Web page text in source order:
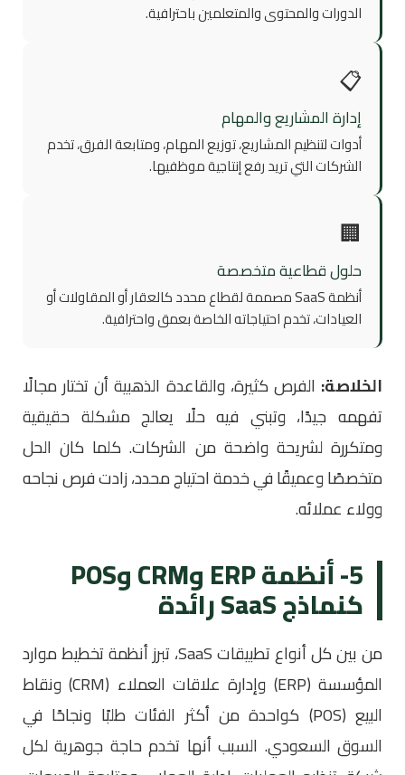
الدورات والمحتوى والمتعلمين باحترافية.
📋
إدارة المشاريع والمهام
أدوات لتنظيم المشاريع، توزيع المهام، ومتابعة الفرق، تخدم
الشركات التي تريد رفع إنتاجية موظفيها.
🏢
حلول قطاعية متخصصة
أنظمة SaaS مصممة لقطاع محدد كالعقار أو المقاولات أو
العيادات، تخدم احتياجاته الخاصة بعمق واحترافية.
الخلاصة: الفرص كثيرة، والقاعدة الذهبية أن تختار مجالًا
تفهمه جيدًا، وتبني فيه حلًا يعالج مشكلة حقيقية
ومتكررة لشريحة واضحة من الشركات. كلما كان الحل
متخصصًا وعميقًا في خدمة احتياج محدد، زادت فرص نجاحه
وولاء عملائه.
5- أنظمة ERP وCRM وPOS
كنماذج SaaS رائدة
من بين كل أنواع تطبيقات SaaS، تبرز أنظمة تخطيط موارد
المؤسسة (ERP) وإدارة علاقات العملاء (CRM) ونقاط
البيع (POS) كواحدة من أكثر الفئات طلبًا ونجاحًا في
السوق السعودي. السبب أنها تخدم حاجة جوهرية لكل